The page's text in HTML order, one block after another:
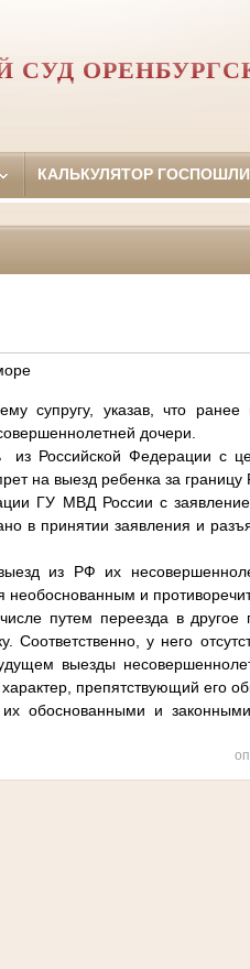
СУД
КАЛЬКУЛЯТОР
супругу, указав, что ранее
дочери.
Российской Федерации с
на выезд ребенка за границу
ГУ МВД России с
в принятии заявления и
из РФ их
необоснованным и
путем переезда в другое
Соответственно, у него
выезды
препятствующий его
обоснованными и